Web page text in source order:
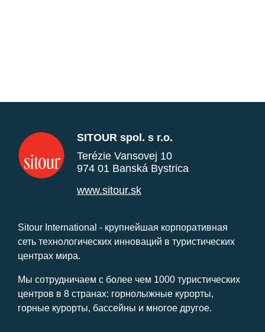
SITOUR spol. s r.o.
Terézie Vansovej 10
974 01 Banská Bystrica
www.sitour.sk
Sitour International - крупнейшая корпоративная
сеть технологических инноваций в туристических
центрах мира.
Мы сотрудничаем с более чем 1000 туристических
центров в 8 странах: горнолыжные курорты,
горные курорты, бассейны и многое другое.